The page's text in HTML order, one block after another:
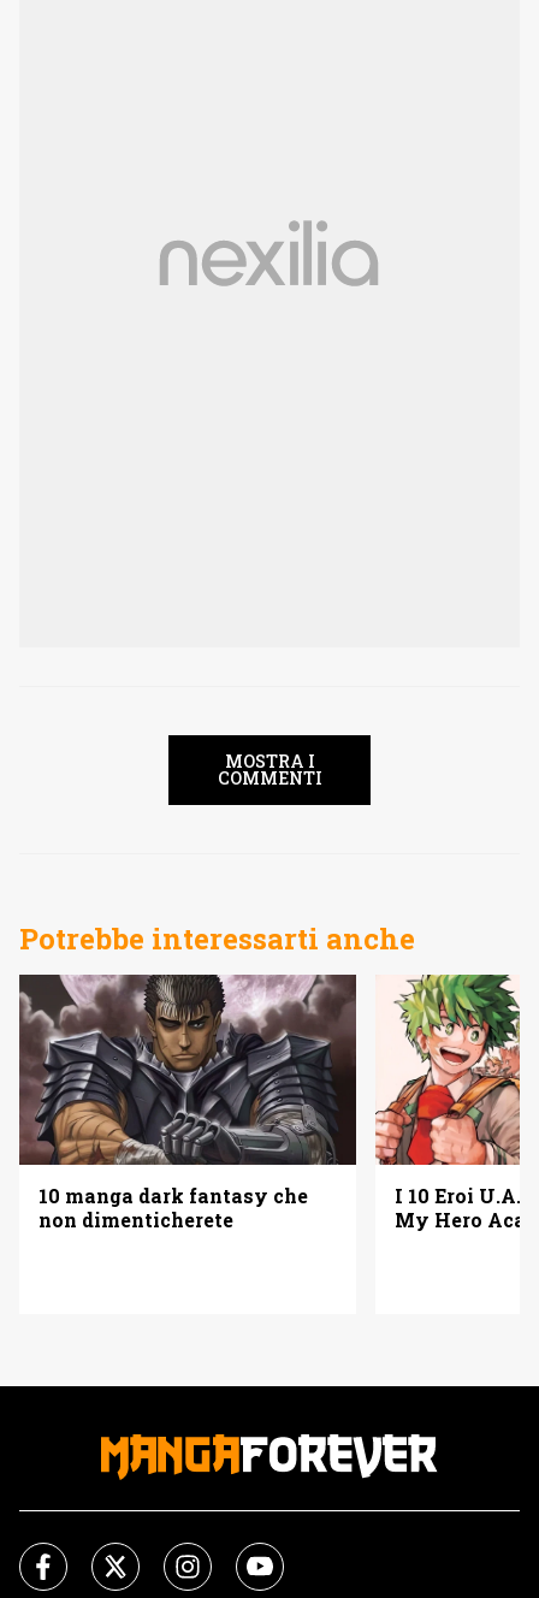
MOSTRA I
COMMENTI
Potrebbe interessarti anche
10 manga dark fantasy che
non dimenticherete
I 10 Eroi U.A.
My Hero